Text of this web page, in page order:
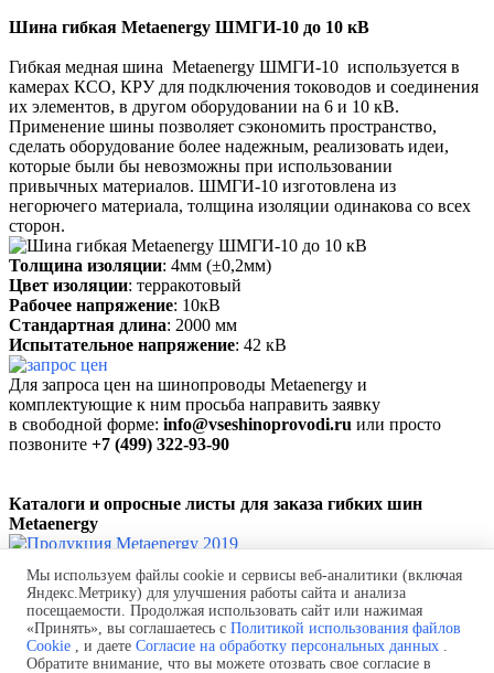
Шина гибкая Metaenergy ШМГИ-10 до 10 кВ
Гибкая медная шина Metaenergy ШМГИ-10 используется в
камерах КСО, КРУ для подключения тоководов и соединения
их элементов, в другом оборудовании на 6 и 10 кВ.
Применение шины позволяет сэкономить пространство,
сделать оборудование более надежным, реализовать идеи,
которые были бы невозможны при использовании
привычных материалов. ШМГИ-10 изготовлена из
негорючего материала, толщина изоляции одинакова со всех
сторон.
Толщина изоляции: 4мм (±0,2мм)
Цвет изоляции: терракотовый
Рабочее напряжение: 10кВ
Стандартная длина: 2000 мм
Испытательное напряжение: 42 кВ
Для запроса цен на шинопроводы Metaenergy и
комплектующие к ним просьба направить заявку
в свободной форме: info@vseshinoprovodi.ru или просто
позвоните +7 (499) 322-93-90
Каталоги и опросные листы для заказа гибких шин
Metaenergy
Производство и поставка шинных мостов.
Проект бесплатно! Быстро и всрок!Монтаж "под ключ"!
Телефон:
+7 (843) 250-44-56
Почта: Shm@selectprom.ru
Мы используем файлы cookie и сервисы веб-аналитики (включая
Яндекс.Метрику) для улучшения работы сайта и анализа
посещаемости. Продолжая использовать сайт или нажимая
«Принять», вы соглашаетесь с Политикой использования файлов
Cookie , и даете Согласие на обработку персональных данных .
Обратите внимание, что вы можете отозвать свое согласие в